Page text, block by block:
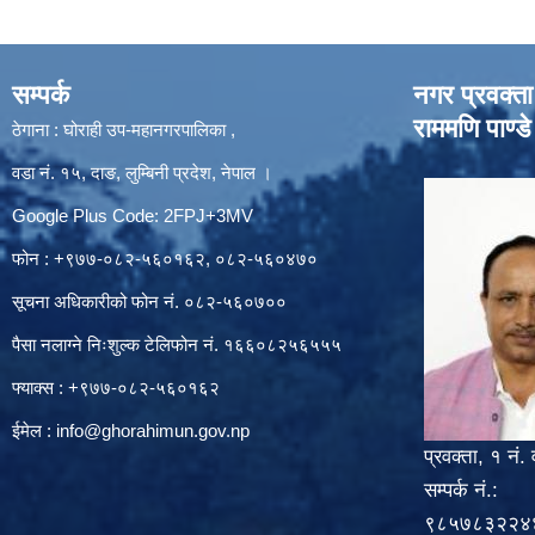
सम्पर्क
ठेगाना : घोराही उप-महानगरपालिका ,
वडा नं. १५, दाङ, लुम्बिनी प्रदेश, नेपाल ।
Google Plus Code: 2FPJ+3MV
फोन : +९७७-०८२-५६०१६२, ०८२-५६०४७०
सूचना अधिकारीको फोन नं. ०८२-५६०७००
पैसा नलाग्ने निःशुल्क टेलिफोन नं. १६६०८२५६५५५
फ्याक्स : +९७७-०८२-५६०१६२
ईमेल : info@ghorahimun.gov.np
नगर प्रवक्ता
राममणि पाण्डे
प्रवक्ता, १ नं.
सम्पर्क नं.: